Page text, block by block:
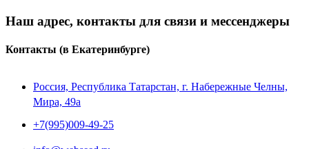
Наш адрес, контакты для связи и мессенджеры
Контакты (в Екатеринбурге)
Россия, Республика Татарстан, г. Набережные Челны,
Мира, 49a
+7(995)009-49-25